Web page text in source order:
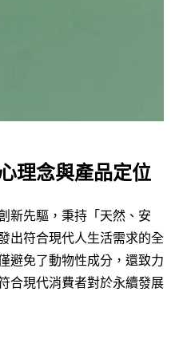
理念與產品定位
新先驅，秉持「天然、安
出符合現代人生活需求的全
避免了動物性成分，還致力
合現代消費者對於永續發展